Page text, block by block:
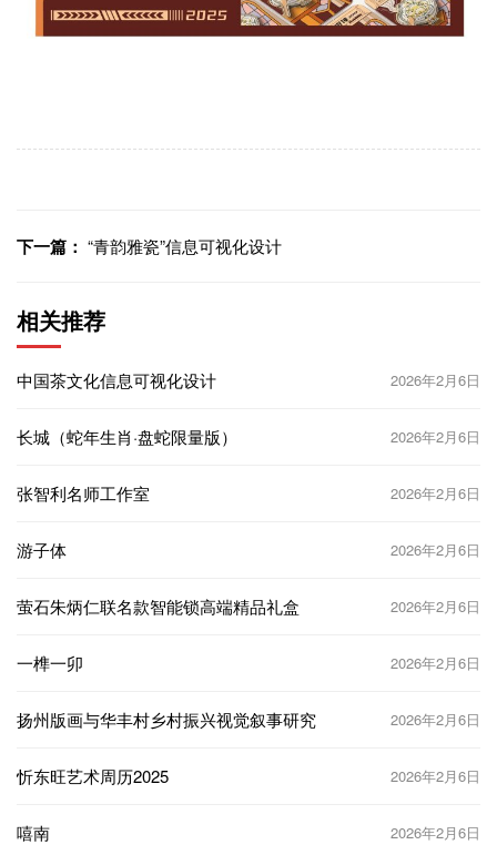
下一篇： “青韵雅瓷”信息可视化设计
相关推荐
中国茶文化信息可视化设计 2026年2月6日
长城（蛇年生肖·盘蛇限量版） 2026年2月6日
张智利名师工作室 2026年2月6日
游子体 2026年2月6日
萤石朱炳仁联名款智能锁高端精品礼盒 2026年2月6日
一榫一卯 2026年2月6日
扬州版画与华丰村乡村振兴视觉叙事研究 2026年2月6日
忻东旺艺术周历2025 2026年2月6日
嘻南 2026年2月6日